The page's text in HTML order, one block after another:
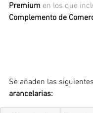
Premium en los que
Complemento de
Se añaden las siguientes
arancelarias: